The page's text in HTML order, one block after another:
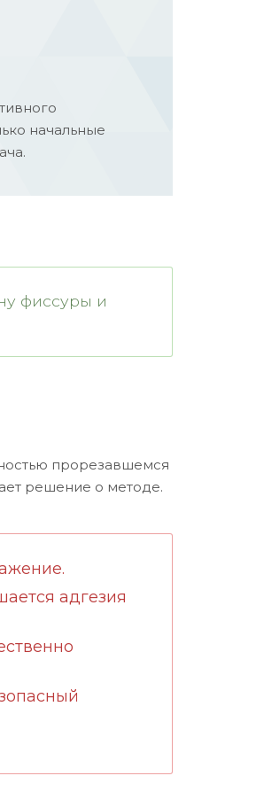
начальные
фиссуры и
прорезавшемся
решение о методе.
адгезия